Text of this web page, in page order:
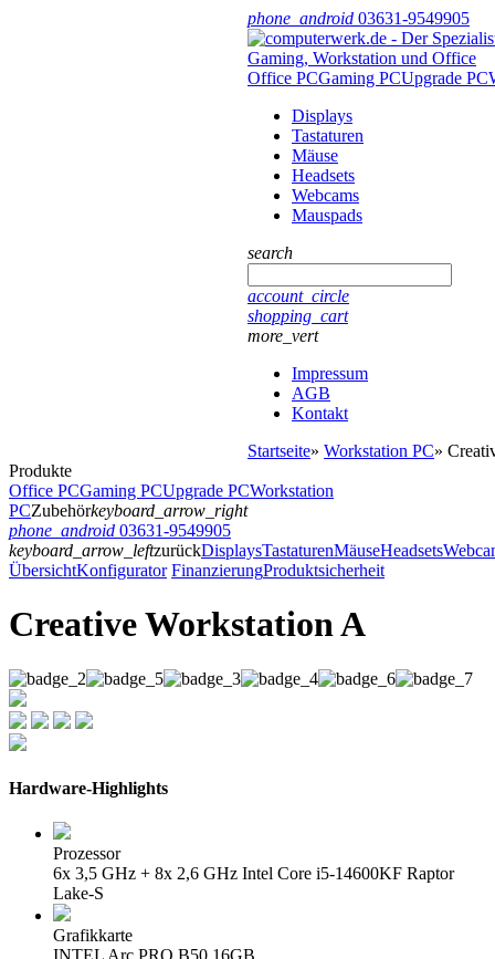
phone_android 03631-9549905
Office PCGaming PCUpgrade PC
Displays
Tastaturen
Mäuse
Headsets
Webcams
Mauspads
search
account_circle
shopping_cart
more_vert
Impressum
AGB
Kontakt
Startseite» Workstation PC»
Produkte
Office PCGaming PCUpgrade PCWorkstation
PCZubehörkeyboard_arrow_right
phone_android 03631-9549905
keyboard_arrow_leftzurückDisplaysTastaturenMäuseHeadsets
ÜbersichtKonfigurator FinanzierungProduktsicherheit
Creative Workstation A
Hardware-Highlights
Prozessor
6x 3,5 GHz + 8x 2,6 GHz Intel Core i5-14600KF Raptor
Lake-S
Grafikkarte